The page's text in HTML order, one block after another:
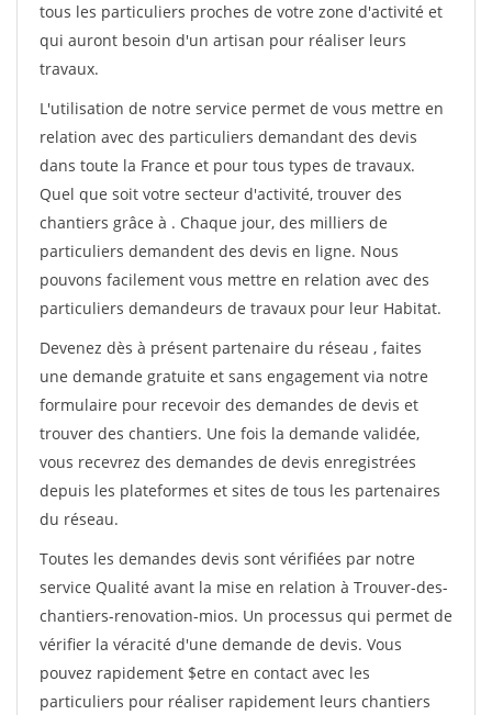
tous les particuliers proches de votre zone d'activité et
qui auront besoin d'un artisan pour réaliser leurs
travaux.
L'utilisation de notre service permet de vous mettre en
relation avec des particuliers demandant des devis
dans toute la France et pour tous types de travaux.
Quel que soit votre secteur d'activité, trouver des
chantiers grâce à . Chaque jour, des milliers de
particuliers demandent des devis en ligne. Nous
pouvons facilement vous mettre en relation avec des
particuliers demandeurs de travaux pour leur Habitat.
Devenez dès à présent partenaire du réseau , faites
une demande gratuite et sans engagement via notre
formulaire pour recevoir des demandes de devis et
trouver des chantiers. Une fois la demande validée,
vous recevrez des demandes de devis enregistrées
depuis les plateformes et sites de tous les partenaires
du réseau.
Toutes les demandes devis sont vérifiées par notre
service Qualité avant la mise en relation à Trouver-des-
chantiers-renovation-mios. Un processus qui permet de
vérifier la véracité d'une demande de devis. Vous
pouvez rapidement $etre en contact avec les
particuliers pour réaliser rapidement leurs chantiers